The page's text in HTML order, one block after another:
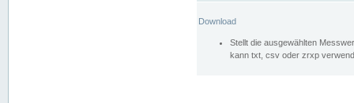
Download
Stellt die ausgewählten
kann txt, csv oder zrxp